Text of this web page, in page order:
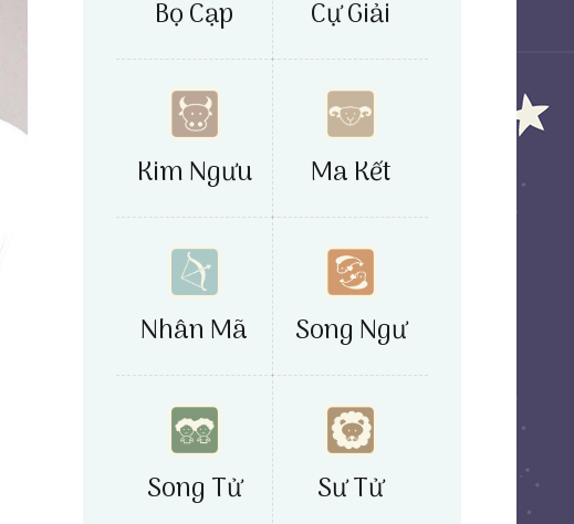
Bọ Cạp Cự Giải
Kim Ngưu Ma Kết
Nhân Mã Song Ngư
Song Tử Sư Tử